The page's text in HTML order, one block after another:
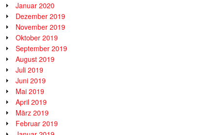
Januar 2020
Dezember 2019
November 2019
Oktober 2019
September 2019
August 2019
Juli 2019
Juni 2019
Mai 2019
April 2019
März 2019
Februar 2019